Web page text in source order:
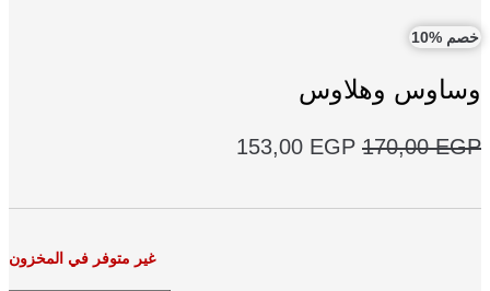
%10
وهلاوس
170,00 السعر
هو:
153,00EGP
السعر
هو:
غير متوفر في المخزون